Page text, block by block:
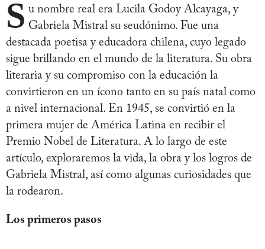
S u nombre real era Lucila Godoy Alcayaga, y
Gabriela Mistral su seudónimo. Fue una
destacada poetisa y educadora chilena, cuyo legado
sigue brillando en el mundo de la literatura. Su obra
literaria y su compromiso con la educación la
convirtieron en un ícono tanto en su país natal como
a nivel internacional. En 1945, se convirtió en la
primera mujer de América Latina en recibir el
Premio Nobel de Literatura. A lo largo de este
artículo, exploraremos la vida, la obra y los logros de
Gabriela Mistral, así como algunas curiosidades que
la rodearon.
Los primeros pasos